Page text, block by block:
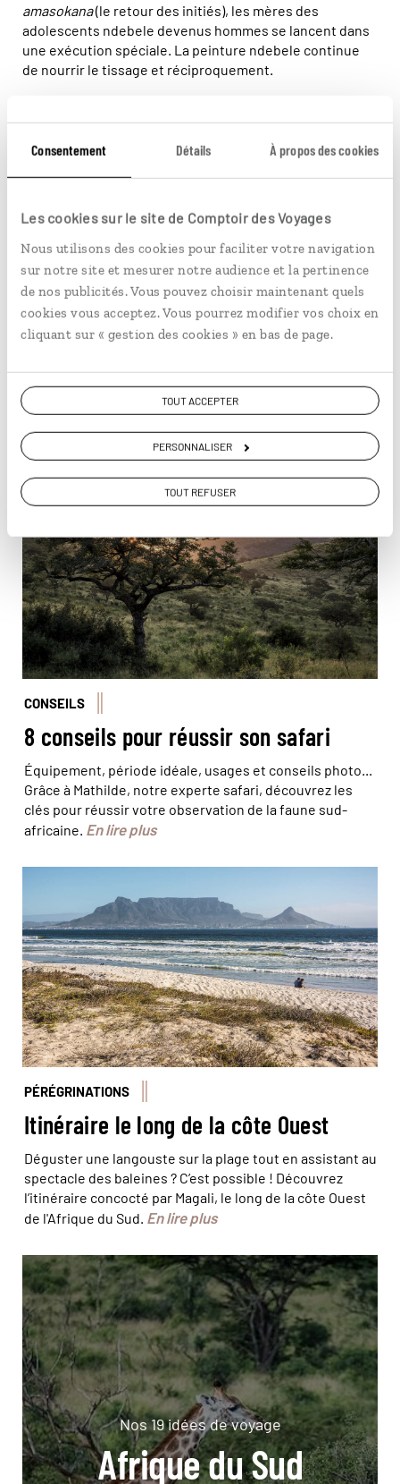
Consentement Détails À propos des cookies
Les cookies sur le site de Comptoir des Voyages
Nous utilisons des cookies pour faciliter votre navigation
sur notre site et mesurer notre audience et la pertinence
de nos publicités. Vous pouvez choisir maintenant quels
cookies vous acceptez. Vous pourrez modifier vos choix en
cliquant sur « gestion des cookies » en bas de page.
TOUT ACCEPTER
PERSONNALISER
TOUT REFUSER
amasokana(le retour des initiés), les mères des
adolescents ndebele devenus hommes se lancent dans
une exécution spéciale. La peinture ndebele continue
de nourrir le tissage et réciproquement.
Des artistes ndebele à découvrir
Deux femmes ndebele ont acquis une
et Esther Mahlangu, qui a exposé au centre
Kassel (Allemagne) et à Washington (États-
Unis). Esther Mahlangu a notamment décoré
façon Ndebele une BMW en 1991, la carlingue
d’un avion de la British Airways en 1997 et une
Fiat 500 en 2007.
Vous aimerez aussi...
Le crépuscule est l’un des meilleurs moments de la
journée pour observer la faune © Simon
CONSEILS
8 conseils pour réussir son safari
Équipement, période idéale, usages et conseils photo...
Grâce à Mathilde, notre experte safari, découvrez les
clés pour réussir votre observation de la faune sud-
africaine. En lire plus
PÉRÉGRINATIONS
Itinéraire le long de la côte Ouest
Déguster une langouste sur la plage tout en assistant au
spectacle des baleines ? C’est possible ! Découvrez
l’itinéraire concocté par Magali, le long de la côte Ouest
de l'Afrique du Sud. En lire plus
Nos 19 idées de voyage
Afrique du Sud